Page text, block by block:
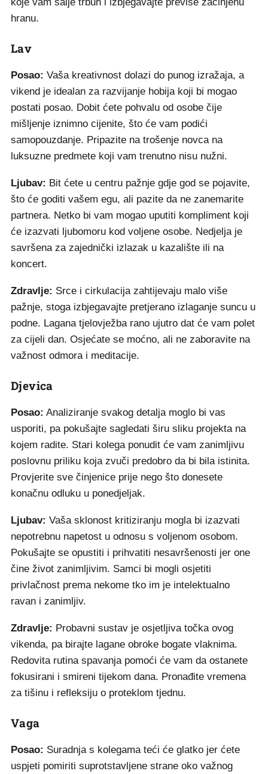
hranu.
Lav
Posao: Vaša kreativnost dolazi do punog izražaja, a
vikend je idealan za razvijanje hobija koji bi mogao
postati posao. Dobit ćete pohvalu od osobe čije
mišljenje iznimno cijenite, što će vam podići
samopouzdanje. Pripazite na trošenje novca na
luksuzne predmete koji vam trenutno nisu nužni.
Ljubav: Bit ćete u centru pažnje gdje god se pojavite,
što će goditi vašem egu, ali pazite da ne zanemarite
partnera. Netko bi vam mogao uputiti kompliment koji
će izazvati ljubomoru kod voljene osobe. Nedjelja je
savršena za zajednički izlazak u kazalište ili na
koncert.
Zdravlje: Srce i cirkulacija zahtijevaju malo više
pažnje, stoga izbjegavajte pretjerano izlaganje suncu u
podne. Lagana tjelovježba rano ujutro dat će vam polet
za cijeli dan. Osjećate se moćno, ali ne zaboravite na
važnost odmora i meditacije.
Djevica
Posao: Analiziranje svakog detalja moglo bi vas
usporiti, pa pokušajte sagledati širu sliku projekta na
kojem radite. Stari kolega ponudit će vam zanimljivu
poslovnu priliku koja zvuči predobro da bi bila istinita.
Provjerite sve činjenice prije nego što donesete
konačnu odluku u ponedjeljak.
Ljubav: Vaša sklonost kritiziranju mogla bi izazvati
nepotrebnu napetost u odnosu s voljenom osobom.
Pokušajte se opustiti i prihvatiti nesavršenosti jer one
čine život zanimljivim. Samci bi mogli osjetiti
privlačnost prema nekome tko im je intelektualno
ravan i zanimljiv.
Zdravlje: Probavni sustav je osjetljiva točka ovog
vikenda, pa birajte lagane obroke bogate vlaknima.
Redovita rutina spavanja pomoći će vam da ostanete
fokusirani i smireni tijekom dana. Pronađite vremena
za tišinu i refleksiju o proteklom tjednu.
Vaga
Posao: Suradnja s kolegama teći će glatko jer ćete
uspjeti pomiriti suprotstavljene strane oko važnog